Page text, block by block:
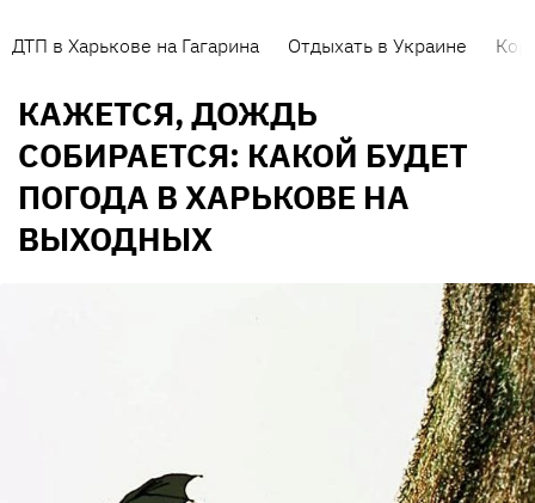
ДТП в Харькове на Гагарина Отдыхать в Украине
КАЖЕТСЯ, ДОЖДЬ
СОБИРАЕТСЯ: КАКОЙ БУДЕТ
ПОГОДА В ХАРЬКОВЕ НА
ВЫХОДНЫХ